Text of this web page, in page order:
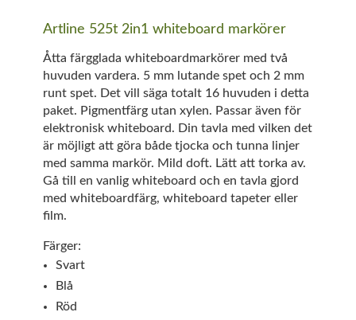
Artline 525t 2in1 whiteboard markörer
Åtta färgglada whiteboardmarkörer med två
huvuden vardera. 5 mm lutande spet och 2 mm
runt spet. Det vill säga totalt 16 huvuden i detta
paket. Pigmentfärg utan xylen. Passar även för
elektronisk whiteboard. Din tavla med vilken det
är möjligt att göra både tjocka och tunna linjer
med samma markör. Mild doft. Lätt att torka av.
Gå till en vanlig whiteboard och en tavla gjord
med whiteboardfärg, whiteboard tapeter eller
film.
Färger:
Svart
Blå
Röd